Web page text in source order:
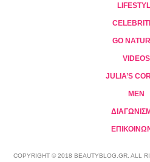
GO
VIDEOS
JULIA’S
MEN
COPYRIGHT © 2018 BEAUTYBLOG.GR. ALL